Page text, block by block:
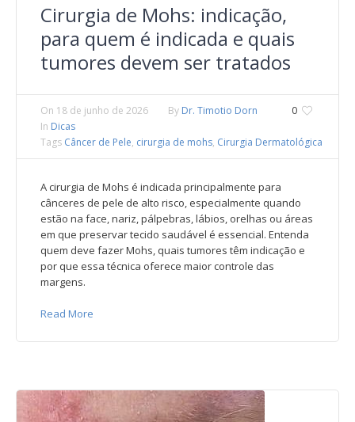
Cirurgia de Mohs: indicação,
para quem é indicada e quais
tumores devem ser tratados
0
On 18 de junho de 2026 By Dr. Timotio Dorn
In Dicas
Tags Câncer de Pele, cirurgia de mohs, Cirurgia Dermatológica
A cirurgia de Mohs é indicada principalmente para
cânceres de pele de alto risco, especialmente quando
estão na face, nariz, pálpebras, lábios, orelhas ou áreas
em que preservar tecido saudável é essencial. Entenda
quem deve fazer Mohs, quais tumores têm indicação e
por que essa técnica oferece maior controle das
margens.
Read More